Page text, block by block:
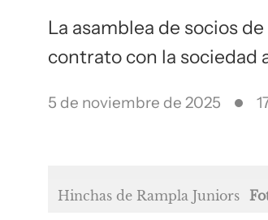
La asamblea de socios
contrato con la
5 de noviembre de 2025
Hinchas de Rampla Juniors